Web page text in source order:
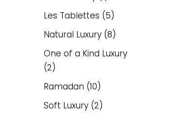
Les Tablettes 5
Natural Luxury 8
One of a Kind Luxury
2
Ramadan 10
Soft Luxury 2